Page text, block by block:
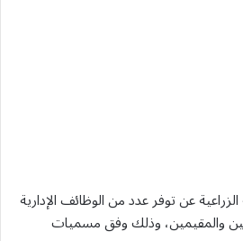
عن توفر عدد من الوظائف الإدارية
والمقيمين، وذلك وفق مسميات